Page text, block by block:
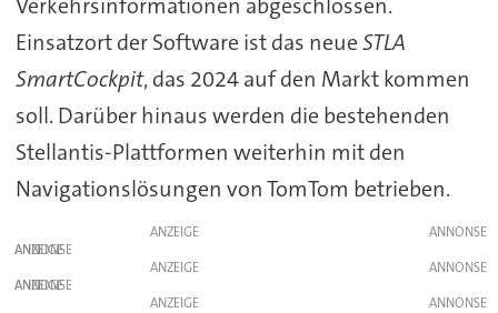
Einsatzort der Software ist das neueSTLA
SmartCockpit, das 2024 auf den Markt kommen
soll. Darüber hinaus werden die bestehenden
Stellantis-Plattformen weiterhin mit den
Navigationslösungen von TomTom betrieben.
ANZEIGE
ANZEIGE
ANZEIGE
ANZEIGE
ANZEIGE